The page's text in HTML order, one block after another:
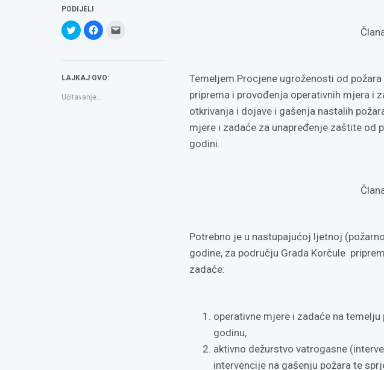
Temeljem Procjene ugroženosti od
priprema i provođenja operativnih mjera i
otkrivanja i dojave i gašenja nastalih
mjere i zadaće za unapređenje zaštite od
godini.
Potrebno je u nastupajućoj ljetnoj
godine, za području Grada Korčule
zadaće:
operativne mjere i zadaće na
godinu,
aktivno dežurstvo vatrogasne
intervencije na gašenju požara te
PODIJELI
Podijeli
na
Twitteru
u
prozoru)
Klikom
podijelite
u
prozoru)
to
LAJKAJ OVO:
Učitavanje...